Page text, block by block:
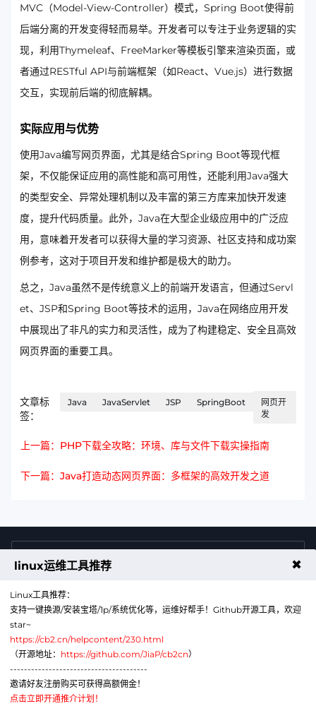
MVC（Model-View-Controller）模式，Spring Boot使得前
后端分离的开发变得轻而易举。开发者可以专注于业务逻辑的实
现，利用Thymeleaf、FreeMarker等模板引擎来渲染页面，或
者通过RESTful API与前端框架（如React、Vue.js）进行数据
交互，实现前后端的彻底解耦。
实际应用与优势
使用Java编写网页界面，尤其是结合Spring Boot等现代框
架，不仅能保证应用的高性能和高可用性，还能利用Java强大
的类型安全、异常处理机制以及丰富的第三方库来加快开发速
度，提升代码质量。此外，Java在大型企业级应用中的广泛应
用，意味着开发者可以获得大量的学习资源、社区支持和成功案
例参考，这对于项目开发和维护都是极大的助力。
总之，Java虽然不是传统意义上的前端开发语言，但通过Servl
et、JSP和Spring Boot等技术的运用，Java在网络应用开发
中展现出了非凡的实力和灵活性，成为了构建稳定、安全且高效
网页界面的重要工具。
文章标
签：
Java JavaServlet JSP SpringBoot
网页开
发
上一篇：PHP下载全攻略：环境、库与文件下载实操指南
下一篇：Java打造动态网页界面：多框架的高效开发之道
售前咨询热线
公众号
linux运维工具推荐 ✖
Linux工具推荐：
支持一键换源/安装宝塔/1p/系统优化等，运维好帮手！Github开源工具，欢迎
star~
https://cb2.cn/helpcontent/230.html
（开源地址： https://github.com/JiaP/cb2cn）
---------------------------------------
邀请好友注册购买可获得高额佣金！
点击立即开通推介计划！